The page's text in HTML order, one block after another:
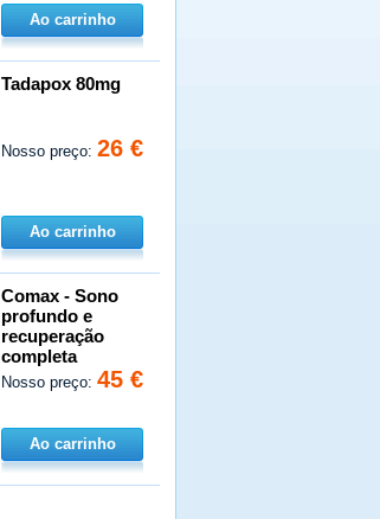
Ao carrinho
Tadapox 80mg
Nosso preço:26 €
Ao carrinho
Comax - Sono
profundo e
recuperação
completa
Nosso preço:45 €
Ao carrinho